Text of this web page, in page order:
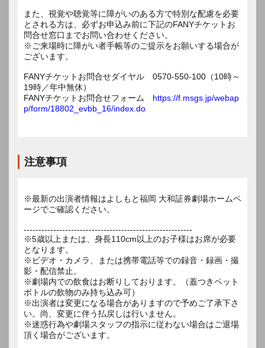
また、視覚や聴覚等に障がいのある方で特別な配慮を必要
とされる方は、必ずお申込み前に下記のFANYチケットお
問合せ窓口までお問い合わせください。
※ご来場時に障がい者手帳等のご提示をお願いする場合が
ございます。
FANYチケットお問合せダイヤル 0570-550-100（10時～
19時／年中無休）
FANYチケットお問合せフォーム https://f.msgs.jp/webap
p/form/18802_evbb_16/index.do
注意事項
※最新の出演者情報はよしもと福岡 大和証券劇場ホームペ
ージでご確認ください。
---------------------------------------------------------
※5歳以上または、身長110cm以上のお子様はお席が必要
となります。
※ビデオ・カメラ、または携帯電話等での録音・録画・撮
影・配信禁止。
※劇場内での飲食はお断りしております。（蓋つきペット
ボトルの飲物のみ持ち込み可）
※出演者は変更になる場合がありますので予めご了承下さ
い。尚、変更に伴う払戻しは行いません。
※迷惑行為や劇場スタッフの指示に従わない場合はご退場